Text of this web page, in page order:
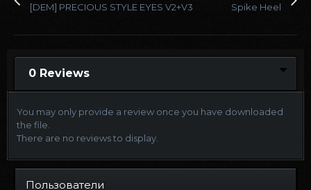
[DEM] PRECIOUS STYLE EYES V2+V3
Spike Heel
0 Reviews
You may only provide a review once you have downloaded
the file.
There are no reviews to display.
Пользователи